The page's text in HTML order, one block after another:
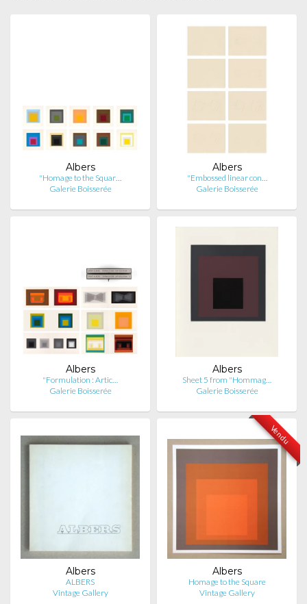
Albers
"Homage to the Squar…
Galerie Boisserée
Albers
"Embossed linear con…
Galerie Boisserée
Albers
"Formulation : Artic…
Galerie Boisserée
Albers
Sheet 5 from "Hommag…
Galerie Boisserée
Albers
ALBERS
Vintage Gallery
Vendu
Albers
Homage to the Square
Vintage Gallery